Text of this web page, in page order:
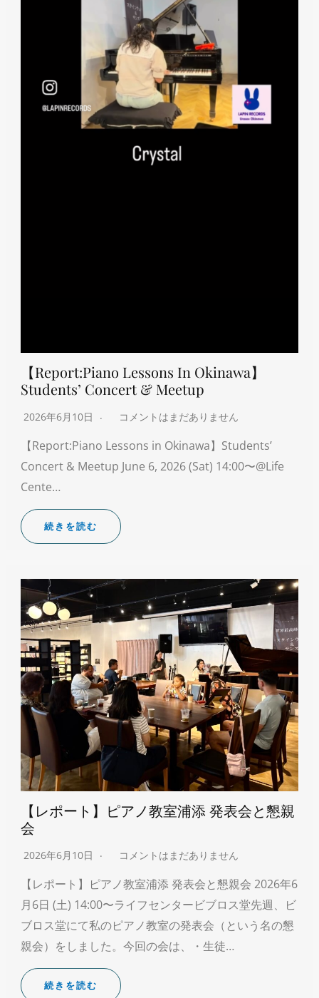
【Report:Piano Lessons In Okinawa】
Students’ Concert & Meetup
2026年6月10日 コメントはまだありません
【Report:Piano Lessons in Okinawa】Students’
Concert & Meetup June 6, 2026 (Sat) 14:00〜@Life
Cente…
続きを読む
【レポート】ピアノ教室浦添 発表会と懇親
会
2026年6月10日 コメントはまだありません
【レポート】ピアノ教室浦添 発表会と懇親会 2026年6
月6日 (土) 14:00〜ライフセンタービブロス堂先週、ビ
ブロス堂にて私のピアノ教室の発表会（という名の懇
親会）をしました。今回の会は、・生徒…
続きを読む